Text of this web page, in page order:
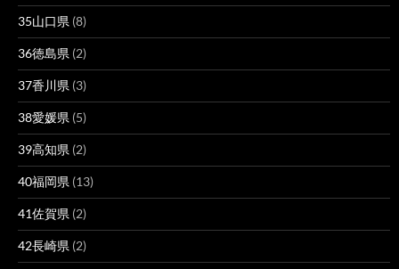
35山口県 (8)
36徳島県 (2)
37香川県 (3)
38愛媛県 (5)
39高知県 (2)
40福岡県 (13)
41佐賀県 (2)
42長崎県 (2)